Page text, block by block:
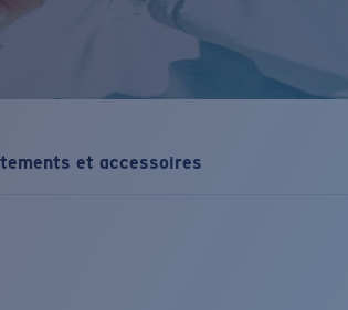
et accessoires